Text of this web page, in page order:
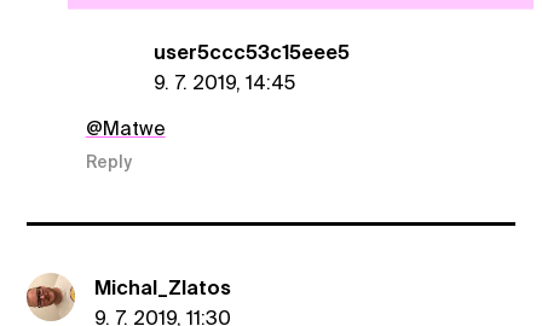
user5ccc53c15eee5
9. 7. 2019, 14:45
@Matwe
Reply
Michal_Zlatos
9. 7. 2019, 11:30